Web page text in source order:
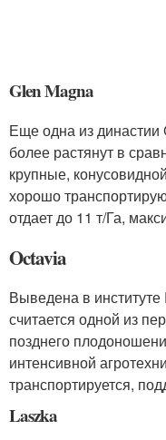
Glen Magna
Еще одна из
более растянут в
крупные,
хорошо
отдает до 11 т/Га,
Octavia
Выведена в
считается одной из
позднего
интенсивной
транспортируется,
Laszka